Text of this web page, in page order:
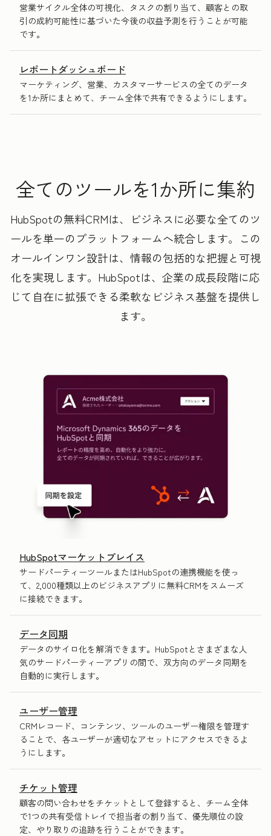
営業サイクル全体の可視化、タスクの割り当て、顧客との取
引の成約可能性に基づいた今後の収益予測を行うことが可能
です。
レポートダッシュボード
マーケティング、営業、カスタマーサービスの全てのデータ
を1か所にまとめて、チーム全体で共有できるようにします。
全てのツールを1か所に集約
HubSpotの無料CRMは、ビジネスに必要な全てのツ
ールを単一のプラットフォームへ統合します。この
オールインワン設計は、情報の包括的な把握と可視
化を実現します。HubSpotは、企業の成長段階に応
じて自在に拡張できる柔軟なビジネス基盤を提供し
ます。
HubSpotマーケットプレイス
サードパーティーツールまたはHubSpotの連携機能を使っ
て、2,000種類以上のビジネスアプリに無料CRMをスムーズ
に接続できます。
データ同期
データのサイロ化を解消できます。HubSpotとさまざまな人
気のサードパーティーアプリの間で、双方向のデータ同期を
自動的に実行します。
ユーザー管理
CRMレコード、コンテンツ、ツールのユーザー権限を管理す
ることで、各ユーザーが適切なアセットにアクセスできるよ
うにします。
チケット管理
顧客の問い合わせをチケットとして登録すると、チーム全体
で1つの共有受信トレイで担当者の割り当て、優先順位の設
定、やり取りの追跡を行うことができます。